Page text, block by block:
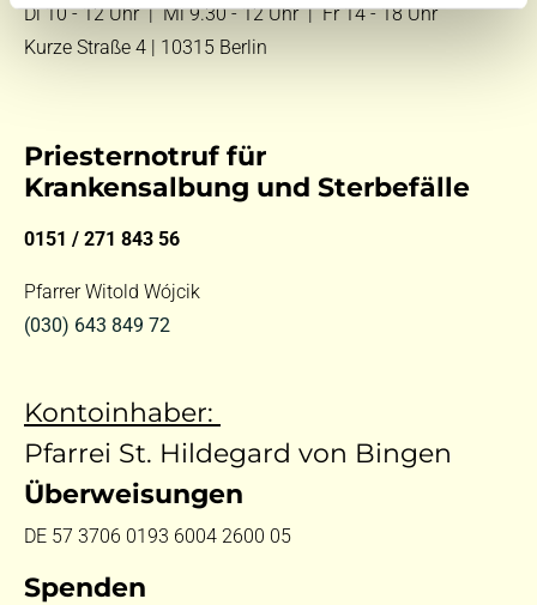
Di 10 - 12 Uhr |Mi 9.30 - 12 Uhr |Fr 14 - 18 Uhr
Kurze Straße 4 | 10315 Berlin
Priesternotruf für
Krankensalbung und Sterbefälle
0151 / 271 843 56
Pfarrer Witold Wójcik
(030) 643 849 72
Kontoinhaber:
Pfarrei St. Hildegard von Bingen
Überweisungen
DE 57 3706 0193 6004 2600 05
Spenden